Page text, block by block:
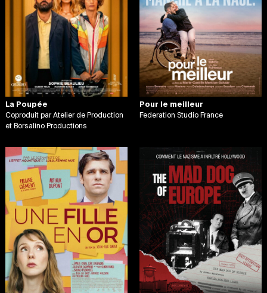
La Poupée
Coproduit par Atelier de Production
et Borsalino Productions
Pour le meilleur
Federation Studio France